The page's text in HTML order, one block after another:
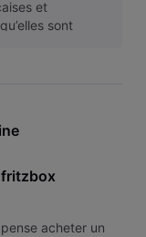
et
sont
acheter un